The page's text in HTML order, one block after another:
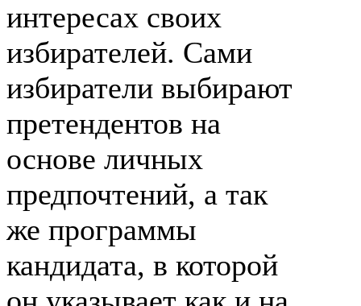
интересах своих
избирателей. Сами
избиратели выбирают
претендентов на
основе личных
предпочтений, а так
же программы
кандидата, в которой